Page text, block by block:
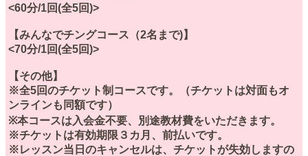
<60分/1回(全5回)>
【みんなでチングコース（2名まで)】
<70分/1回(全5回)>
【その他】
※全5回のチケット制コースです。（チケットは対面もオ
ンラインも同額です）
※本コースは入会金不要、別途教材費をいただきます。
※チケットは有効期限３カ月、前払いです。
※レッスン当日のキャンセルは、チケットが失効しますの